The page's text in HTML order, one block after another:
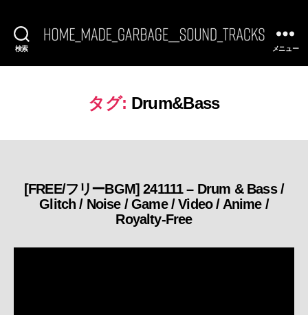
検索
BGM]
SoundTracks
メニュー
タグ: Drum&Bass
カ
テ
ゴ
ー
[FREE/フリーBGM] 241111 – Drum & Bass /
Glitch / Noise / Game / Video / Anime /
Royalty-Free